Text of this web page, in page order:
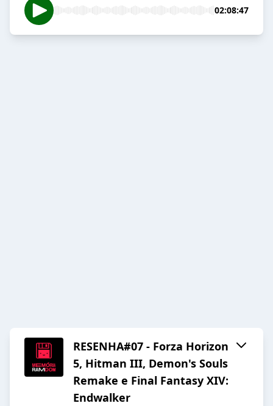
02:08:47
RESENHA#07 - Forza Horizon
5, Hitman III, Demon's Souls
Remake e Final Fantasy XIV:
Endwalker